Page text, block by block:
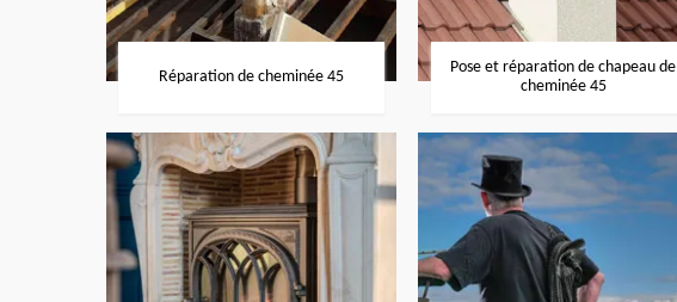
Réparation de cheminée 45
Pose et réparation de chapeau de
cheminée 45